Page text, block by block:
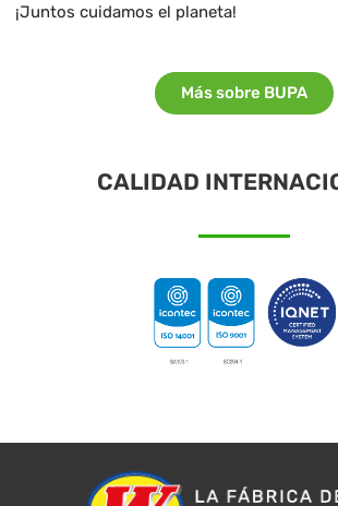
¡Juntos cuidamos el planeta!
Más sobre BUPA
CALIDAD